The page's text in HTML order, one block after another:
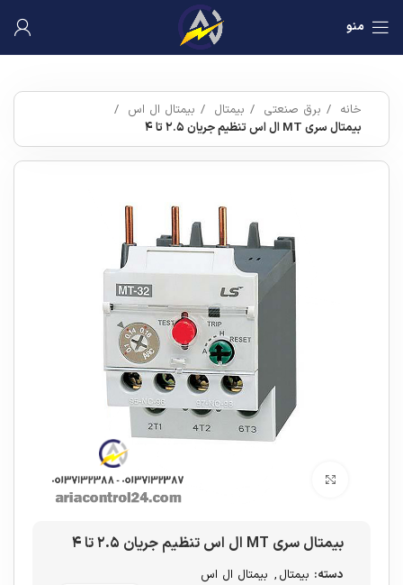
منو
خانه برق صنعتی بیمتال
بیمتال ال اس
بیمتال سری MT ال اس تنظیم جریان ۲.۵ تا ۴
بیمتال سری MT ال اس تنظیم جریان ۲.۵ تا ۴
دسته: بیمتال , بیمتال ال اس